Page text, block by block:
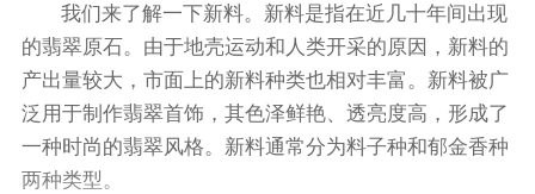
我们来了解一下新料。新料是指在近几十年间出现
的翡翠原石。由于地壳运动和人类开采的原因，新料的
产出量较大，市面上的新料种类也相对丰富。新料被广
泛用于制作翡翠首饰，其色泽鲜艳、透亮度高，形成了
一种时尚的翡翠风格。新料通常分为料子种和郁金香种
两种类型。